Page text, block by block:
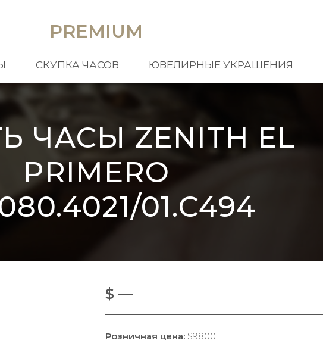
PREMIUM
СКУПКА ЧАСОВ ЮВЕЛИРНЫЕ УКРАШЕНИЯ
ЧАСЫ ZENITH EL
PRIMERO
01.C494
$ —
Розничная цена: $9800